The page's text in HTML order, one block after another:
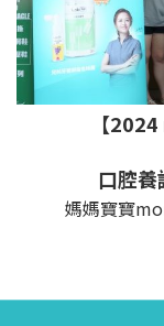
【
口腔養
媽媽寶寶